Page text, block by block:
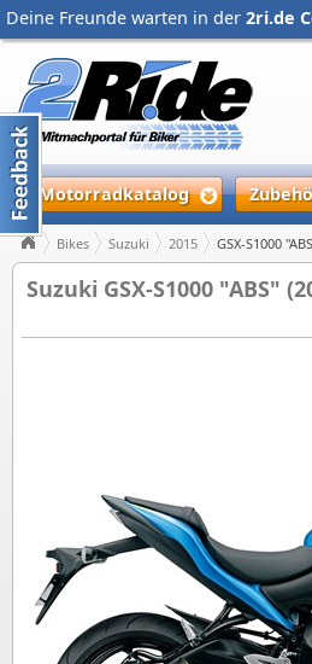
Deine Freunde warten in der 2ri.de
Motorradkatalog
Bikes Suzuki 2015 GSX-S1000
Suzuki GSX-S1000 "ABS"